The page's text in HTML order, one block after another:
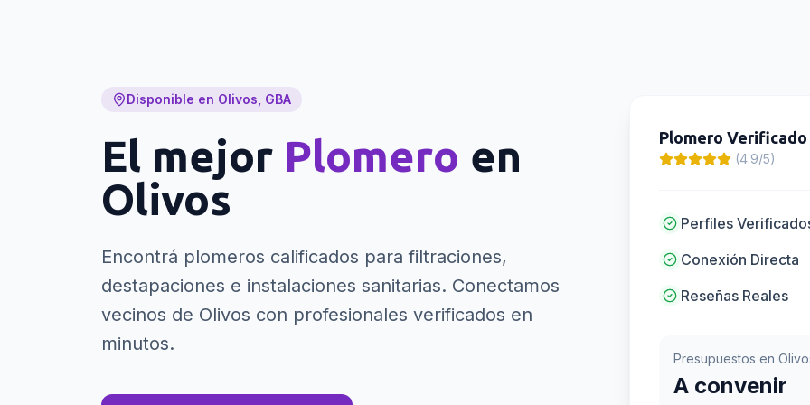
Disponible en Olivos, GBA
El mejor Plomero en
Olivos
Encontrá plomeros calificados para filtraciones,
destapaciones e instalaciones sanitarias. Conectamos
vecinos de Olivos con profesionales verificados en
minutos.
Plomero Verificado
(4.9/5)
Perfiles
Conexión Directa
Reseñas Reales
Presupuestos en
A convenir